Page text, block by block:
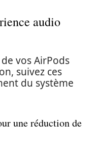
audio
vos AirPods
suivez ces
du système
une réduction de